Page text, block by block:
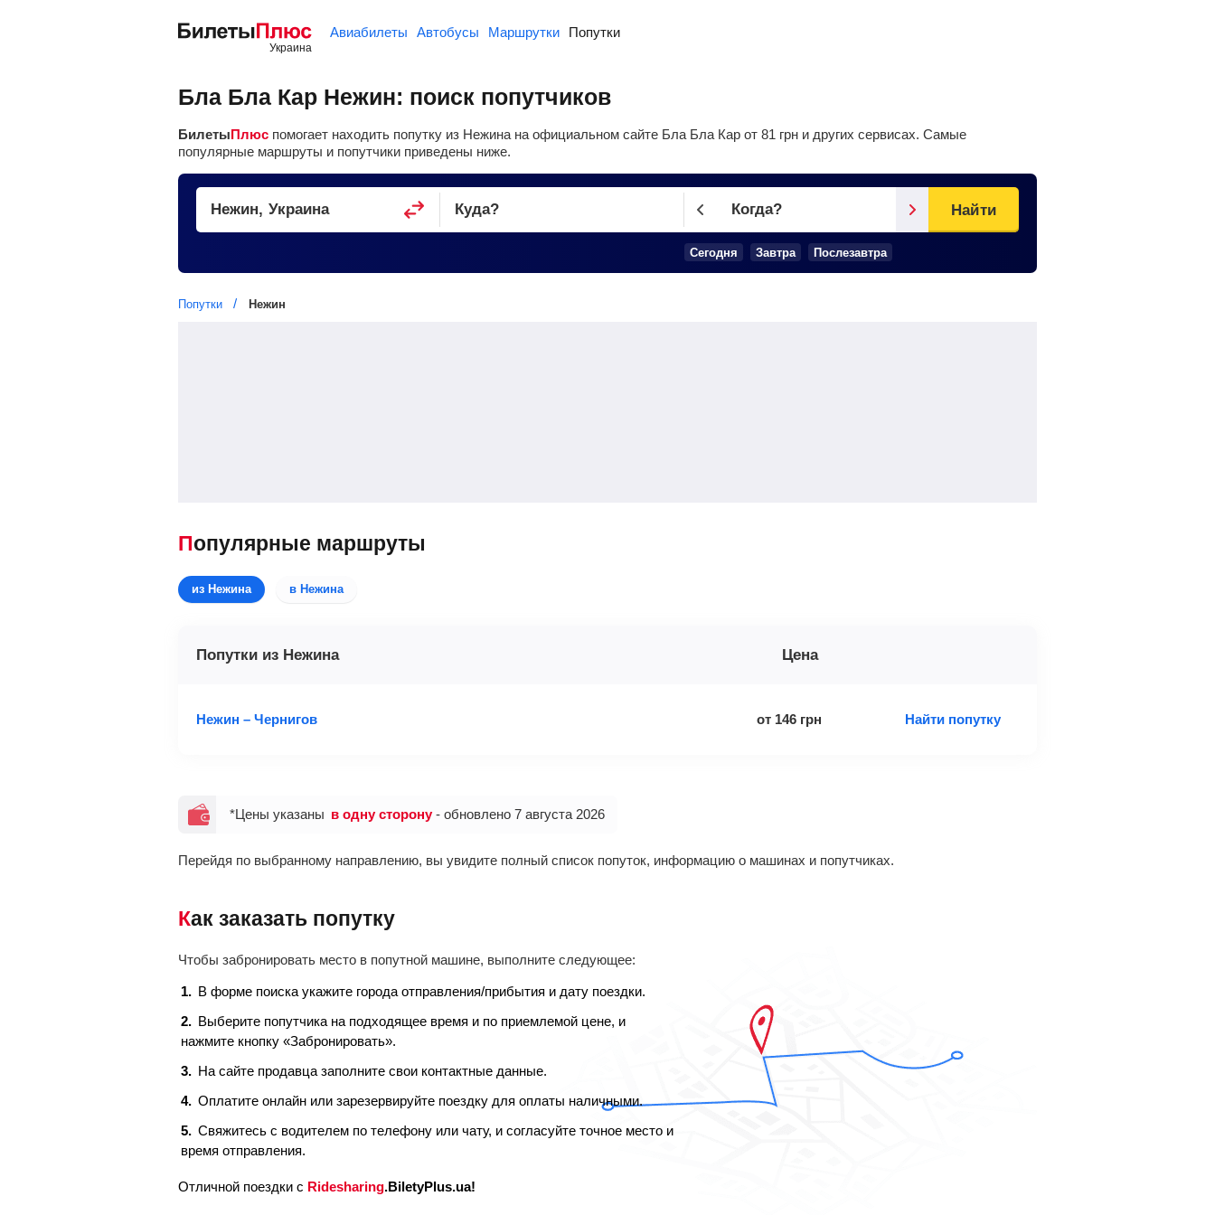
Авиабилеты Автобусы Маршрутки Попутки
Бла Бла Кар Нежин: поиск попутчиков
БилетыПлюс помогает находить попутку из Нежина на официальном сайте Бла Бла Кар от 81 грн и других сервисах. Самые
популярные маршруты и попутчики приведены ниже.
Куда? Когда?
Сегодня Завтра Послезавтра
Найти
Попутки Нежин
Популярные маршруты
из Нежина в Нежина
Попутки из Нежина Цена
Нежин – Чернигов от 146 грн Найти попутку
*Цены указаны в одну сторону- обновлено 7 августа 2026
Перейдя по выбранному направлению, вы увидите полный список попуток, информацию о машинах и попутчиках.
Как заказать попутку
Чтобы забронировать место в попутной машине, выполните следующее:
В форме поиска укажите города отправления/прибытия и дату поездки.
Выберите попутчика на подходящее время и по приемлемой цене, и
нажмите кнопку «Забронировать».
На сайте продавца заполните свои контактные данные.
Оплатите онлайн или зарезервируйте поездку для оплаты наличными.
Свяжитесь с водителем по телефону или чату, и согласуйте точное место и
время отправления.
Отличной поездки с Ridesharing.BiletyPlus.ua!